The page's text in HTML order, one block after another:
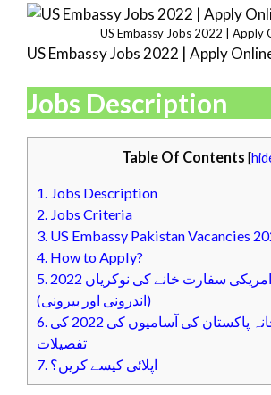
US Embassy Jobs 2022 | Apply
US Embassy Jobs 2022 | Apply
Jobs Description
Table Of Contents [
1. Jobs Description
2. Jobs Criteria
3. US Embassy Pakistan Vacancies
4. How to Apply?
5.
(اندرونی اور بیرونی)
6.
تفصیلات
7. اپلائی کیسے کریں؟